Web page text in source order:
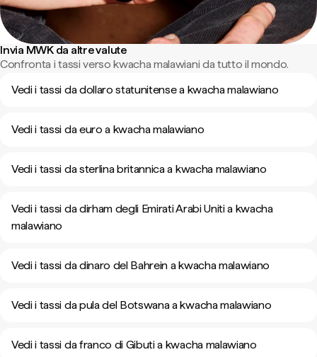
Invia MWK da altre valute
Confronta i tassi verso kwacha malawiani da tutto il mondo.
Vedi i tassi da dollaro statunitense a kwacha malawiano
Vedi i tassi da euro a kwacha malawiano
Vedi i tassi da sterlina britannica a kwacha malawiano
Vedi i tassi da dirham degli Emirati Arabi Uniti a kwacha
malawiano
Vedi i tassi da dinaro del Bahrein a kwacha malawiano
Vedi i tassi da pula del Botswana a kwacha malawiano
Vedi i tassi da franco di Gibuti a kwacha malawiano